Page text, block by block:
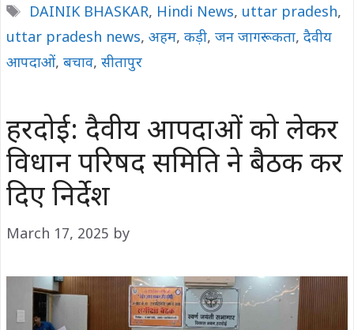
Tags
DAINIK BHASKAR, Hindi News, uttar pradesh,
uttar pradesh news, अहम, कड़ी, जन जागरूकता, दैवीय
आपदाओं, बचाव, सीतापुर
हरदोई: दैवीय आपदाओं को लेकर
विधान परिषद समिति ने बैठक कर
दिए निर्देश
March 17, 2025 by